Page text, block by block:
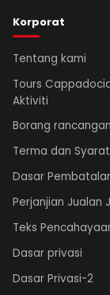
Korporat
Tentang kami
Tours
Aktiviti
Borang
Terma dan Syarat
Dasar
Perjanjian Jualan
Teks
Dasar privasi
Dasar Privasi-2